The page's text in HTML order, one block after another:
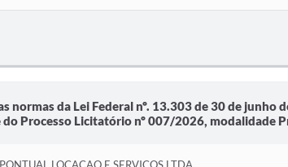
normas da Lei Federal nº. 13.303 de 30 de
Processo Licitatório nº 007/2026, modalidade